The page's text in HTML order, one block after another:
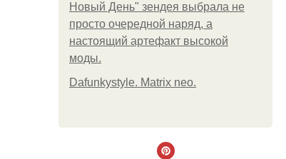
Новый День" зендея выбрала не
просто очередной наряд, а
настоящий артефакт высокой
моды.
Dafunkystyle. Matrix neo.